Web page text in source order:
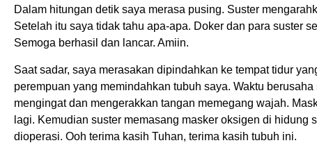
Dalam hitungan detik saya merasa pusing. Suster
Setelah itu saya tidak tahu apa-apa. Doker dan para suster
Semoga berhasil dan lancar. Amiin.
Saat sadar, saya merasakan dipindahkan ke tempat tidur
perempuan yang memindahkan tubuh saya. Waktu
mengingat dan mengerakkan tangan memegang wajah.
lagi. Kemudian suster memasang masker oksigen di
dioperasi. Ooh terima kasih Tuhan, terima kasih tubuh ini.